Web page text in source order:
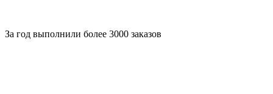
За год выполнили более 3000 заказов